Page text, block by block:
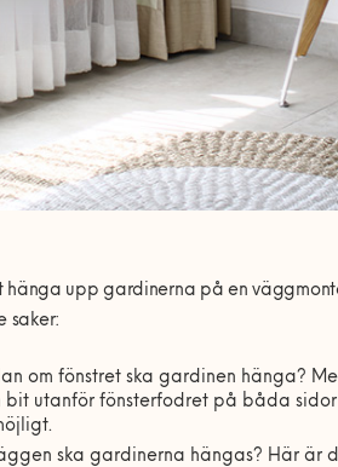
hänga upp gardinerna på en
saker:
om fönstret ska gardinen hänga?
bit utanför fönsterfodret på båda
ska gardinerna hängas? Här är